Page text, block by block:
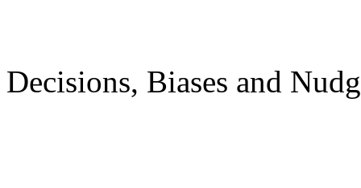
Decisions, Biases and